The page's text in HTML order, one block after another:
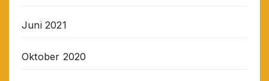
Juni 2021
Oktober 2020